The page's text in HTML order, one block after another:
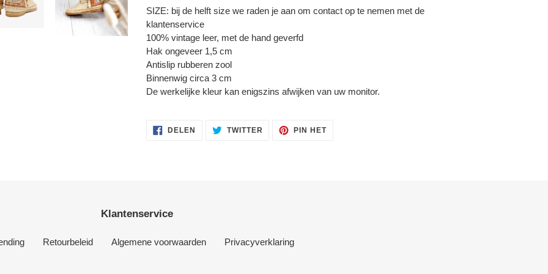
SIZE: bij de helft size we raden je aan om contact op te nemen met de
klantenservice
100% vintage leer, met de hand geverfd
Hak ongeveer 1,5 cm
Antislip rubberen zool
Binnenwig circa 3 cm
De werkelijke kleur kan enigszins afwijken van uw monitor.
DELEN
DELEN TWITTER TWITTERENPIN HETPINNEN
Klantenservice
Retourbeleid Algemene voorwaarden Privacyverklaring